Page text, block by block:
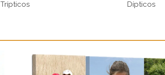
Trípticos Dípticos